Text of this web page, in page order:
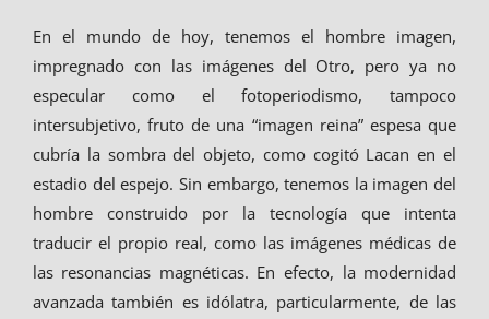
En el mundo de hoy, tenemos el hombre imagen,
impregnado con las imágenes del Otro, pero ya no
especular como el fotoperiodismo, tampoco
intersubjetivo, fruto de una “imagen reina” espesa que
cubría la sombra del objeto, como cogitó Lacan en el
estadio del espejo. Sin embargo, tenemos la imagen del
hombre construido por la tecnología que intenta
traducir el propio real, como las imágenes médicas de
las resonancias magnéticas. En efecto, la modernidad
avanzada también es idólatra, particularmente, de las